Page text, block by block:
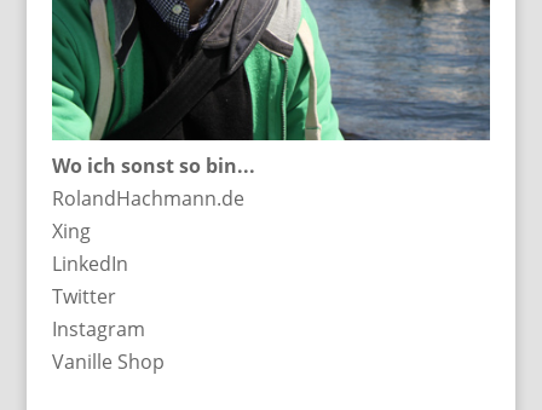
Wo ich sonst so bin...
RolandHachmann.de
Xing
LinkedIn
Twitter
Instagram
Vanille Shop